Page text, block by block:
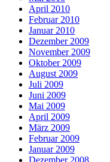
April 2010
Februar 2010
Januar 2010
Dezember 2009
November 2009
Oktober 2009
August 2009
Juli 2009
Juni 2009
Mai 2009
April 2009
März 2009
Februar 2009
Januar 2009
Dezember 2008